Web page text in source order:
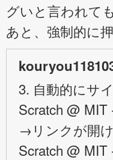
グいと言われて
あと、強制的に
3. 自動的にサ
Scratch @
→リンクが開
Scratch @